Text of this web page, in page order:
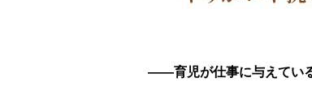
――育児が仕事に与えてい